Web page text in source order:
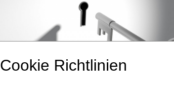
Cookie Richtlinien